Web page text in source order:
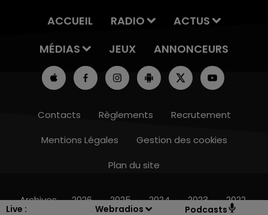
Live : Webradios Podcasts
16h00 - 20h00
ACCUEIL RADIO
ACTUS
MÉDIAS
JEUX ANNONCEURS
Contacts Règlements
Recrutement
Mentions Légales
Gestion des cookies
Plan du site
Archives 2026 2025 2024 2023 2022